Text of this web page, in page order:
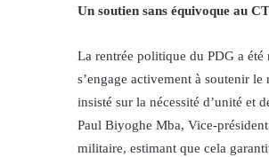
Un soutien sans équivoque au
La rentrée politique du PDG a
s’engage activement à soutenir
insisté sur la nécessité d’unité et
Paul Biyoghe Mba, Vice-
militaire, estimant que cela